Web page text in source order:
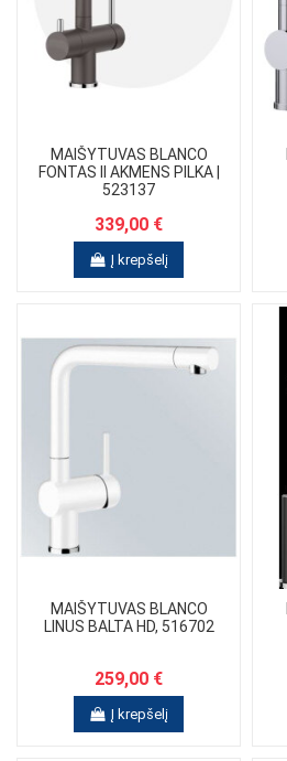
MAIŠYTUVAS BLANCO
FONTAS II AKMENS PILKA |
523137
339,00 €
Į krepšelį
MAIŠYTUVAS BLANCO
LINUS BALTA HD, 516702
259,00 €
Į krepšelį